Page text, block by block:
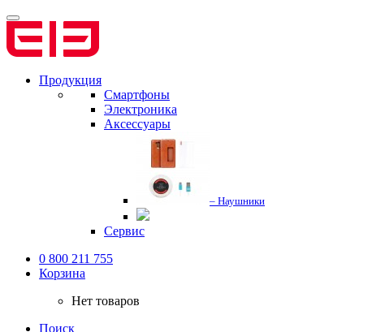
Продукция
Смартфоны
Электроника
Аксессуары
– Наушники
Сервис
0 800 211 755
Корзина
Нет товаров
Поиск